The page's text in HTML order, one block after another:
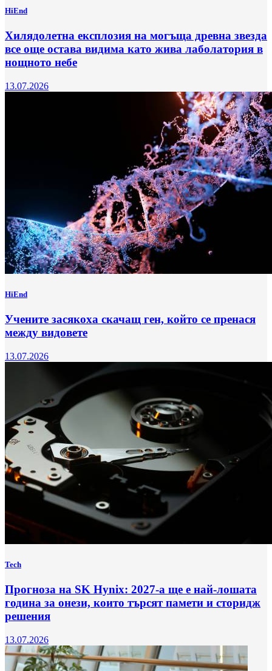
HiEnd
Хилядолетна експлозия на могъща древна звезда
все още остава видима като жива лаболатория в
нощното небе
13.07.2026
HiEnd
Учените засякоха скачащ ген, който се пренася
между видовете
13.07.2026
Tech
Прогноза на SK Hynix: 2027-а ще е най-лошата
година за онези, които търсят памети и сторидж
решения
13.07.2026